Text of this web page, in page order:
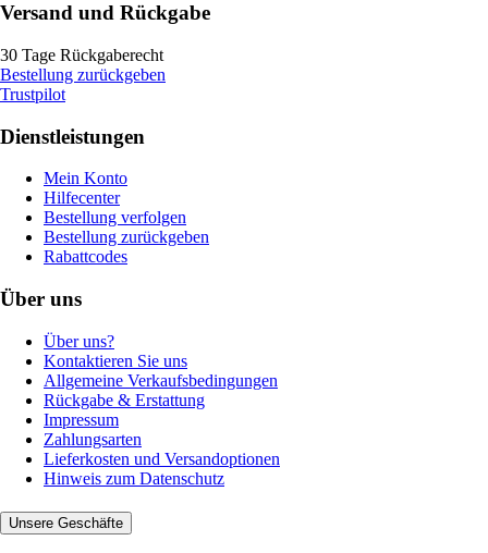
Versand und Rückgabe
30 Tage Rückgaberecht
Bestellung zurückgeben
Trustpilot
Dienstleistungen
Mein Konto
Hilfecenter
Bestellung verfolgen
Bestellung zurückgeben
Rabattcodes
Über uns
Über uns?
Kontaktieren Sie uns
Allgemeine Verkaufsbedingungen
Rückgabe & Erstattung
Impressum
Zahlungsarten
Lieferkosten und Versandoptionen
Hinweis zum Datenschutz
Unsere Geschäfte